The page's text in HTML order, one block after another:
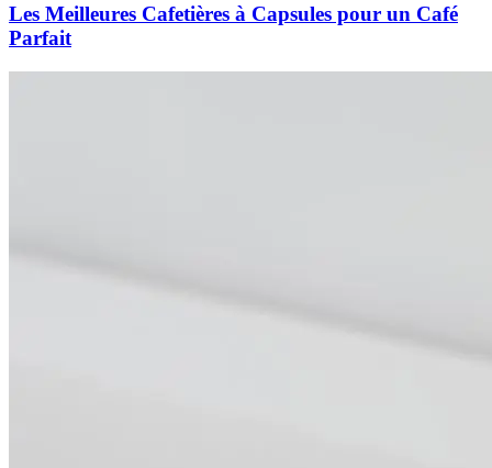
Les Meilleures Cafetières à Capsules pour un Café
Parfait